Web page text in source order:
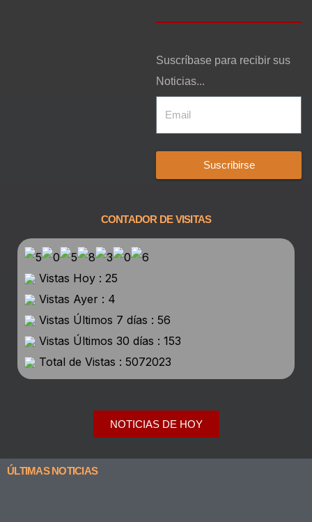
Suscríbase para recibir sus
Noticias...
Suscribirse
CONTADOR DE VISITAS
Vistas Hoy : 25
Vistas Ayer : 4
Vistas Últimos 7 días : 56
Vistas Últimos 30 días : 153
Total de Vistas : 5072023
NOTICIAS DE HOY
ÚLTIMAS NOTICIAS